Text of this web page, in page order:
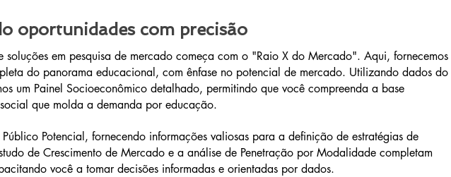
oportunidades com precisão
soluções em pesquisa de mercado começa com o "Raio X do Mercado". Aqui, fornecemos
do panorama educacional, com ênfase no potencial de mercado. Utilizando dados do
um Painel Socioeconômico detalhado, permitindo que você compreenda a base
que molda a demanda por educação.
Potencial, fornecendo informações valiosas para a definição de estratégias de
de Crescimento de Mercado e a análise de Penetração por Modalidade completam
você a tomar decisões informadas e orientadas por dados.